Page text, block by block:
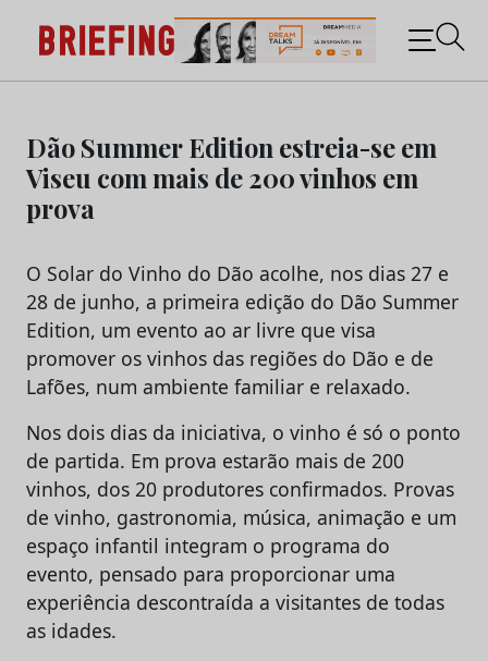
content
Briefing: Todas as notícias sobre os negócios do
Marketing e da Publicidade
Dão Summer Edition estreia-se em
Viseu com mais de 200 vinhos em
prova
O Solar do Vinho do Dão acolhe, nos dias 27 e
28 de junho, a primeira edição do Dão Summer
Edition, um evento ao ar livre que visa
promover os vinhos das regiões do Dão e de
Lafões, num ambiente familiar e relaxado.
Nos dois dias da iniciativa, o vinho é só o ponto
de partida. Em prova estarão mais de 200
vinhos, dos 20 produtores confirmados. Provas
de vinho, gastronomia, música, animação e um
espaço infantil integram o programa do
evento, pensado para proporcionar uma
experiência descontraída a visitantes de todas
as idades.